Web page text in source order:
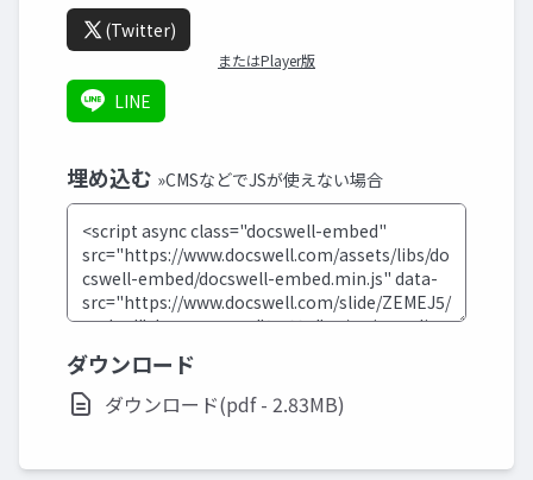
(Twitter)
またはPlayer版
LINE
埋め込む »CMSなどでJSが使えない場合
ダウンロード
ダウンロード(pdf - 2.83MB)